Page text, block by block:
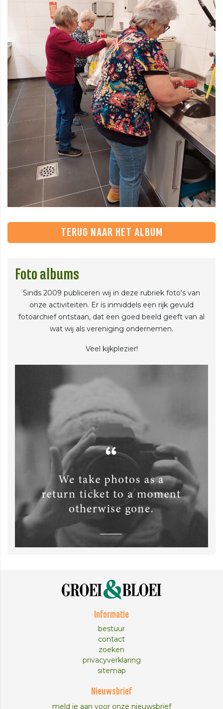
TERUG NAAR HET ALBUM
Foto albums
Sinds 2009 publiceren wij in deze rubriek foto's van
onze activiteiten. Er is inmiddels een rijk gevuld
fotoarchief ontstaan, dat een goed beeld geeft van al
wat wij als vereniging ondernemen.
Veel kijkplezier!
Informatie
bestuur
contact
zoeken
privacyverklaring
sitemap
Nieuwsbrief
meld je aan voor onze nieuwsbrief